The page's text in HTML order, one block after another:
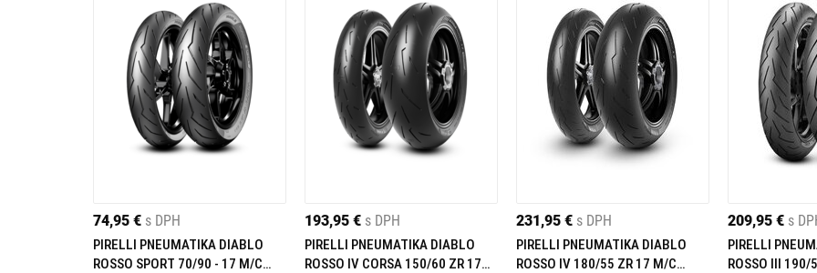
Výber správnych pneumatík závisí od viacerých faktorov. Čo je dôležité zvážiť pri výbere?
Typ motocykla
: Pre športové motocykle sú ideálne pneumatiky, ktoré ponúkajú maximálny grip a vysoký
výkon.
Jazdný štýl: Ak jazdíte agresívne, hľadajte pneumatiky s vysokou priľnavosťou. Ak jazdíte na dlhšie
vzdialenosti, zamerajte sa na pneumatiky s vyššou odolnosťou.
na klzkom povrchu.
74,95 € s DPH
PIRELLI PNEUMATIKA DIABLO
ROSSO SPORT 70/90 - 17 M/C
193,95 € s DPH
PIRELLI PNEUMATIKA DIABLO
ROSSO IV CORSA 150/60 ZR 17
231,95 € s DPH
PIRELLI PNEUMATIKA DIABLO
ROSSO IV 180/55 ZR 17 M/C
209,95 € s
PIRELLI
ROSSO III 190/